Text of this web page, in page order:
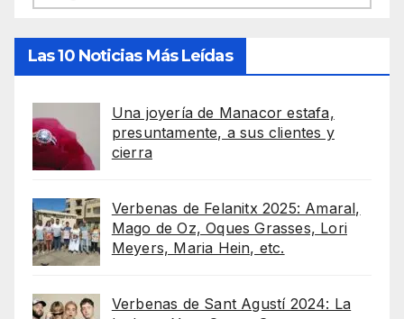
Las 10 Noticias Más Leídas
Una joyería de Manacor estafa,
presuntamente, a sus clientes y
cierra
Verbenas de Felanitx 2025: Amaral,
Mago de Oz, Oques Grasses, Lori
Meyers, Maria Hein, etc.
Verbenas de Sant Agustí 2024: La